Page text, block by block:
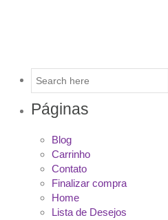
Páginas
Blog
Carrinho
Contato
Finalizar compra
Home
Lista de Desejos